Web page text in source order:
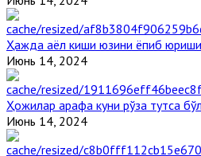
Ҳажда аёл киши юзини ёпиб
Июнь 14, 2024
Ҳожилар арафа куни рўза тутса
Июнь 14, 2024